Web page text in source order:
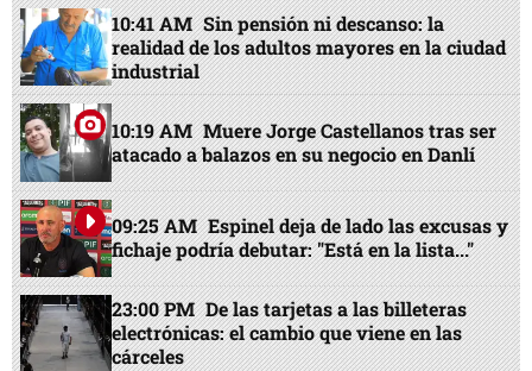
10:41 AM Sin pensión ni descanso: la
realidad de los adultos mayores en la ciudad
industrial
10:19 AM Muere Jorge Castellanos tras ser
atacado a balazos en su negocio en Danlí
09:25 AM Espinel deja de lado las excusas y
fichaje podría debutar: "Está en la lista..."
23:00 PM De las tarjetas a las billeteras
electrónicas: el cambio que viene en las
cárceles